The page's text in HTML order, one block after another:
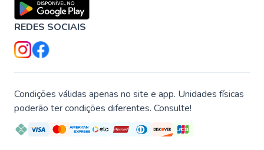
REDES SOCIAIS
Condições válidas apenas no site e app. Unidades físicas
poderão ter condições diferentes. Consulte!